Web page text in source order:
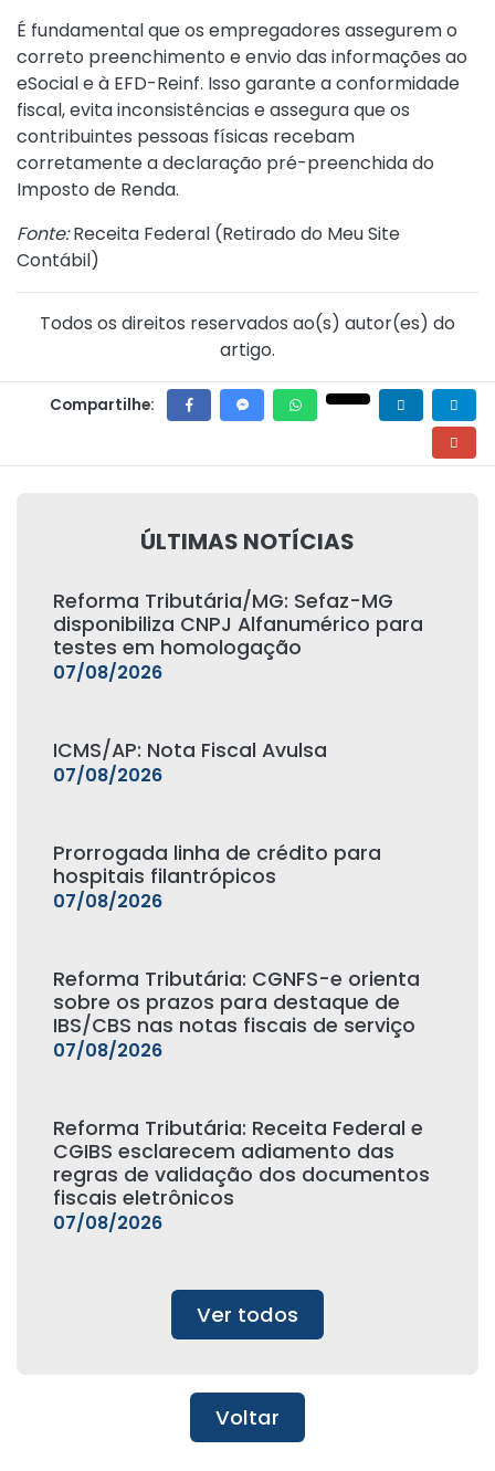
É fundamental que os empregadores assegurem o
correto preenchimento e envio das informações ao
eSocial e à EFD-Reinf. Isso garante a conformidade
fiscal, evita inconsistências e assegura que os
contribuintes pessoas físicas recebam
corretamente a declaração pré-preenchida do
Imposto de Renda.
Fonte:Receita Federal (Retirado do Meu Site
Contábil)
Todos os direitos reservados ao(s) autor(es) do
artigo.
Compartilhe:
ÚLTIMAS NOTÍCIAS
Reforma Tributária/MG: Sefaz-MG
disponibiliza CNPJ Alfanumérico para
testes em homologação
07/08/2026
ICMS/AP: Nota Fiscal Avulsa
07/08/2026
Prorrogada linha de crédito para
hospitais filantrópicos
07/08/2026
Reforma Tributária: CGNFS-e orienta
sobre os prazos para destaque de
IBS/CBS nas notas fiscais de serviço
07/08/2026
Reforma Tributária: Receita Federal e
CGIBS esclarecem adiamento das
regras de validação dos documentos
fiscais eletrônicos
07/08/2026
Ver todos
Voltar